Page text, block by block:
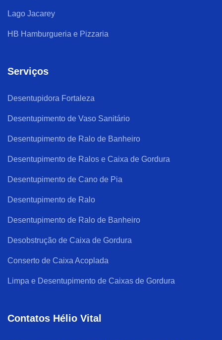
Lago Jacarey
HB Hamburgueria e Pizzaria
Serviços
Desentupidora Fortaleza
Desentupimento de Vaso Sanitário
Desentupimento de Ralo de Banheiro
Desentupimento de Ralos e Caixa de Gordura
Desentupimento de Cano de Pia
Desentupimento de Ralo
Desentupimento de Ralo de Banheiro
Desobstrução de Caixa de Gordura
Conserto de Caixa Acoplada
Limpa e Desentupimento de Caixas de Gordura
Contatos Hélio Vital